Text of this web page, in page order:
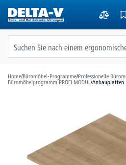
springen
Home/Büromöbel-Programme/Professionelle
Büromöbelprogramm PROFI MODUL/Anbauplatten